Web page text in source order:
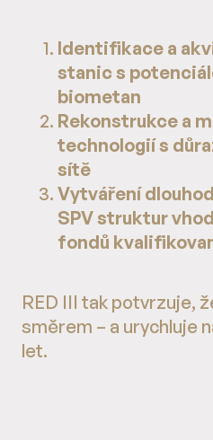
Identifikace a
stanic s
biometan
Rekonstrukce a
technologií s
sítě
Vytváření
SPV struktur
fondů
RED III tak potvrzuje,
směrem – a urychluje
let.